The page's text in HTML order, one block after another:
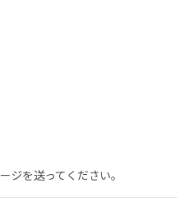
を送ってください。